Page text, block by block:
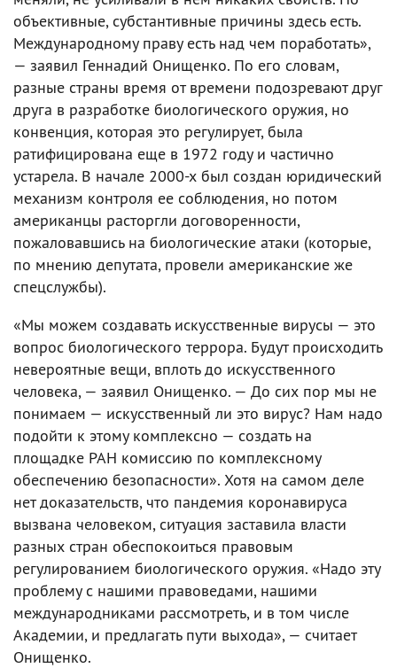
объективные, субстантивные причины здесь есть.
Международному праву есть над чем поработать»,
— заявил Геннадий Онищенко. По его словам,
разные страны время от времени подозревают друг
друга в разработке биологического оружия, но
конвенция, которая это регулирует, была
ратифицирована еще в 1972 году и частично
устарела. В начале 2000-х был создан юридический
механизм контроля ее соблюдения, но потом
американцы расторгли договоренности,
пожаловавшись на биологические атаки (которые,
по мнению депутата, провели американские же
спецслужбы).
«Мы можем создавать искусственные вирусы — это
вопрос биологического террора. Будут происходить
невероятные вещи, вплоть до искусственного
человека, — заявил Онищенко. — До сих пор мы не
понимаем — искусственный ли это вирус? Нам надо
подойти к этому комплексно — создать на
площадке РАН комиссию по комплексному
обеспечению безопасности». Хотя на самом деле
нет доказательств, что пандемия коронавируса
вызвана человеком, ситуация заставила власти
разных стран обеспокоиться правовым
регулированием биологического оружия. «Надо эту
проблему с нашими правоведами, нашими
международниками рассмотреть, и в том числе
Академии, и предлагать пути выхода», — считает
Онищенко.